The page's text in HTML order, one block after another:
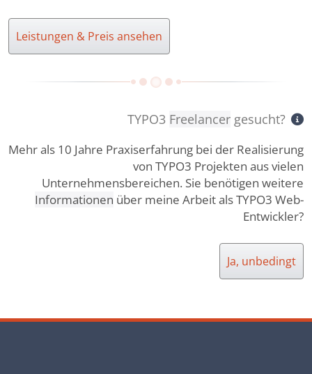
Leistungen & Preis ansehen
TYPO3 Freelancer gesucht?
Mehr als 10 Jahre Praxiserfahrung bei der Realisierung
von TYPO3 Projekten aus vielen
Unternehmensbereichen. Sie benötigen weitere
Informationen über meine Arbeit als TYPO3 Web-
Entwickler?
Ja, unbedingt